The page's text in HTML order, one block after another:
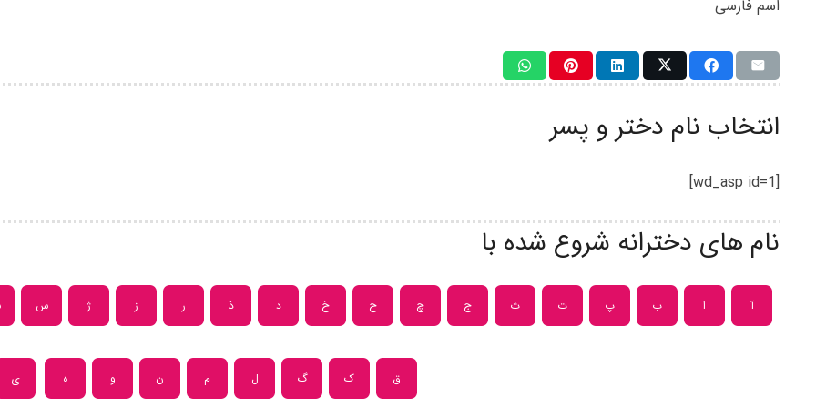
اسم فارسی
انتخاب نام دختر و پسر
[wd_asp id=1]
نام های دخترانه شروع شده با
آ ا ب پ ت ث ج چ ح خ د ذ ر ز ژ س
ق ک گ ل م ن و ه ی